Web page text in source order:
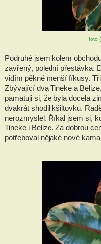
foto
Podruhé jsem kolem
zavřený, polední přestávka.
vidím pěkné menší fíkusy.
Zbývající dva Tineke a
pamatuji si, že byla docela
dvakrát shodil kšiltovku.
nerozmyslel. Říkal jsem si,
Tineke i Belize. Za dobrou
potřeboval nějaké nové